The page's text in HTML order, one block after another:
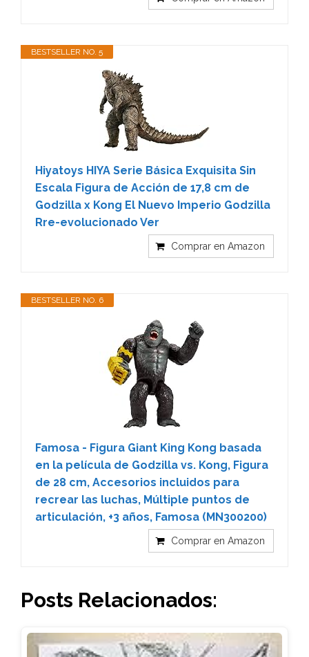
BESTSELLER NO. 5
Hiyatoys HIYA Serie Básica Exquisita Sin
Escala Figura de Acción de 17,8 cm de
Godzilla x Kong El Nuevo Imperio Godzilla
Rre-evolucionado Ver
Comprar en Amazon
BESTSELLER NO. 6
Famosa - Figura Giant King Kong basada
en la película de Godzilla vs. Kong, Figura
de 28 cm, Accesorios incluidos para
recrear las luchas, Múltiple puntos de
articulación, +3 años, Famosa (MN300200)
Comprar en Amazon
Posts Relacionados: